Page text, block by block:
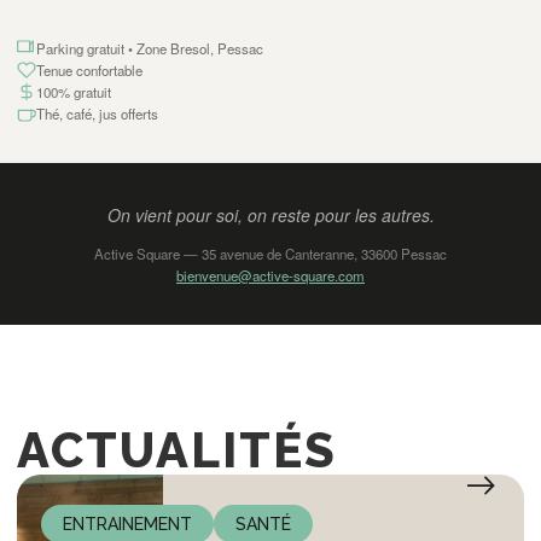
Parking gratuit • Zone Bresol, Pessac
Tenue confortable
100% gratuit
Thé, café, jus offerts
On vient pour soi, on reste pour les autres.
Active Square — 35 avenue de Canteranne, 33600 Pessac
bienvenue@active-square.com
ACTUALITÉS
ENTRAINEMENT SANTÉ